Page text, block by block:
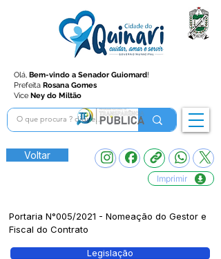
Olá, Bem-vindo a Senador Guiomard!
Prefeita Rosana Gomes
Vice Ney do Miltão
Voltar
Imprimir
Portaria N°005/2021 - Nomeação do Gestor e
Fiscal do Contrato
Legislação